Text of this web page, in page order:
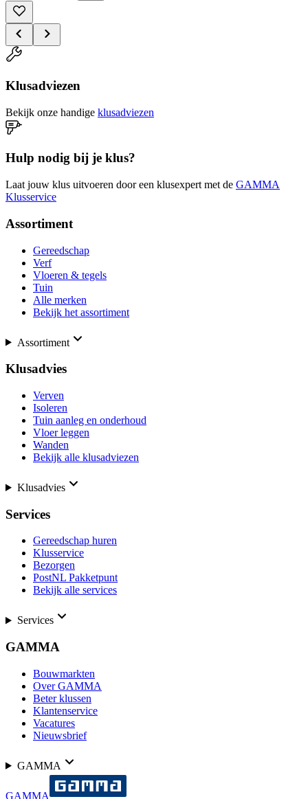
Klusadviezen
Bekijk onze handige klusadviezen
Hulp nodig bij je klus?
Laat jouw klus uitvoeren door een klusexpert met de GAMMA
Klusservice
Assortiment
Gereedschap
Verf
Vloeren & tegels
Tuin
Alle merken
Bekijk het assortiment
Assortiment
Klusadvies
Verven
Isoleren
Tuin aanleg en onderhoud
Vloer leggen
Wanden
Bekijk alle klusadviezen
Klusadvies
Services
Gereedschap huren
Klusservice
Bezorgen
PostNL Pakketpunt
Bekijk alle services
Services
GAMMA
Bouwmarkten
Over GAMMA
Beter klussen
Klantenservice
Vacatures
Nieuwsbrief
GAMMA
GAMMA